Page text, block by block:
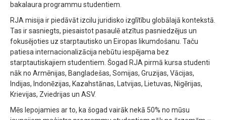
bakalaura programmu studentiem.
RJA misija ir piedāvāt izcilu juridisko izglītību globālajā kontekstā.
Tas ir sasniegts, piesaistot pasaulē atzītus pasniedzējus un
fokusējoties uz starptautisko un Eiropas likumdošanu. Taču
patiesa internacionalizācija nebūtu iespējama bez
starptautiskajiem studentiem. Šogad RJA pirmā kursa studenti
nāk no Armēnijas, Bangladešas, Somijas, Gruzijas, Vācijas,
Indijas, Indonēzijas, Kazahstānas, Latvijas, Lietuvas, Nigērijas,
Krievijas, Zviedrijas un ASV.
Mēs lepojamies ar to, ka šogad vairāk nekā 50% no mūsu